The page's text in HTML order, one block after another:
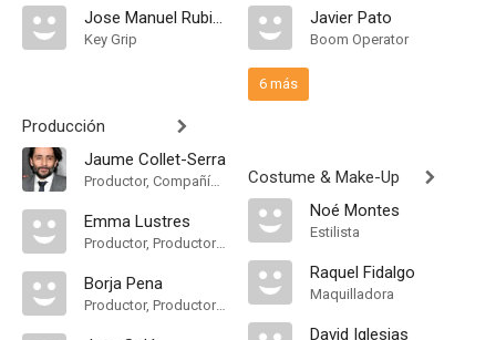
Jose Manuel Rubido
Key Grip
Producción
Jaume Collet-Serra
Productor, Compañía de Produccion
Emma Lustres
Productor, Productor Ejecutivo
Borja Pena
Productor, Productor Ejecutivo
Javier Pato
Boom Operator
6 más
Costume & Make-Up
Noé Montes
Estilista
Raquel Fidalgo
Maquilladora
David Iglesias